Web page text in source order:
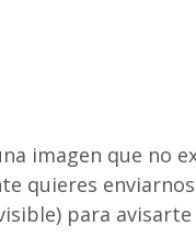
imagen que no
quieres
para